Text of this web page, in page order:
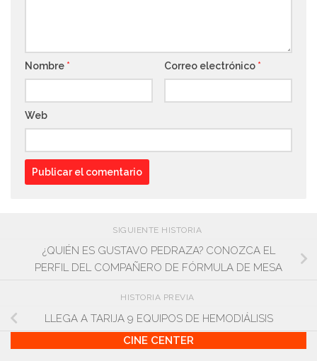
Nombre * Correo electrónico *
Web
SIGUIENTE HISTORIA
¿QUIÉN ES GUSTAVO PEDRAZA? CONOZCA EL
PERFIL DEL COMPAÑERO DE FÓRMULA DE MESA
HISTORIA PREVIA
LLEGA A TARIJA 9 EQUIPOS DE HEMODIÁLISIS
CINE CENTER